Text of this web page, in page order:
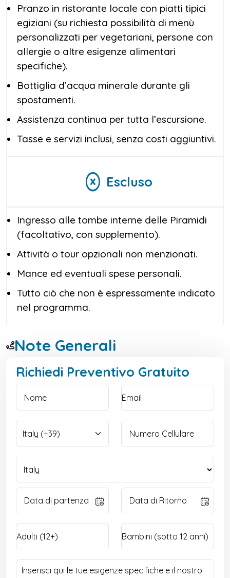
Saqqara, la necropoli che custodisce la
Piramide a gradoni di Zoser, la prima della
storia. Qui, sempre con la guida al tuo fianco,
visiterai anche la tomba di Mehu,
recentemente aperta al pubblico, con i suoi
straordinari rilievi e geroglifici.
L’ultima tappa sarà Menfi, l’antica capitale
dell’Egitto, oggi un museo a cielo aperto che
conserva tesori come la colossale statua di
Ramses II e la Sfinge in alabastro.
Al termine, rientrerai in hotel con il ricordo di
un’esperienza unica: un’Escursione Piramidi
avvincente, resa indimenticabile dalla
costante presenza della tua guida egittologa,
che sarà al tuo fianco in ogni momento e per
ogni visita.
Pranzo in ristorante locale con piatti tipici
egiziani (su richiesta possibilità di menù
personalizzati per vegetariani, persone con
allergie o altre esigenze alimentari
specifiche).
Bottiglia d’acqua minerale durante gli
spostamenti.
Assistenza continua per tutta l’escursione.
Tasse e servizi inclusi, senza costi aggiuntivi.
Escluso
Ingresso alle tombe interne delle Piramidi
(facoltativo, con supplemento).
Attività o tour opzionali non menzionati.
Mance ed eventuali spese personali.
Tutto ciò che non è espressamente indicato
nel programma.
Note Generali
Richiedi Preventivo Gratuito